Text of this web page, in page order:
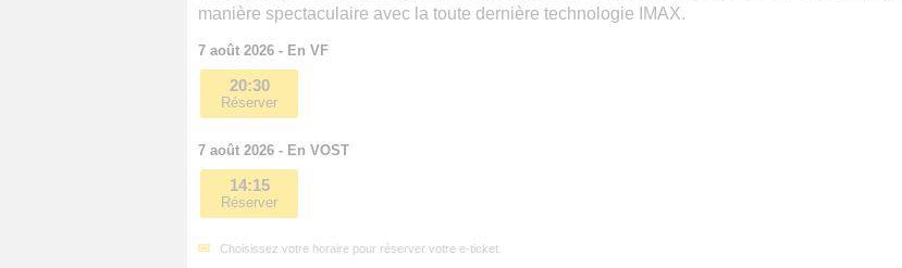
manière spectaculaire avec la toute dernière technologie IMAX.
7 août 2026 - En VF
20:30
Réserver
7 août 2026 - En VOST
14:15
Réserver
Choisissez votre horaire pour réserver votre e-ticket.